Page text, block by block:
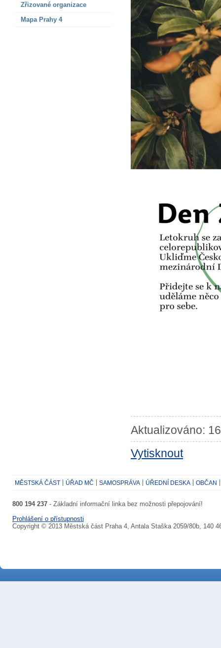
Zřizované organizace
Mapa Prahy 4
Aktualizováno:
Vytisknout
MĚSTSKÁ ČÁST ÚŘAD MČ SAMOSPRÁVA ÚŘEDNÍ DESKA OBČAN
800 194 237 - Základní informační linka bez možnosti přepojování!
Prohlášení o přístupnosti
Copyright © 2013 Městská část Praha 4, Antala Staška 2059/80b, 140